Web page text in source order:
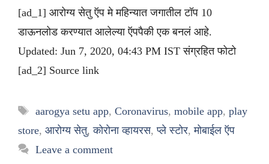
[ad_1] आरोग्य सेतु ऍप मे महिन्यात जगातील टॉप 10
डाऊनलोड करण्यात आलेल्या ऍपपैकी एक बनलं आहे.
Updated: Jun 7, 2020, 04:43 PM IST संग्रहित फोटो
[ad_2] Source link
Tags
aarogya setu app, Coronavirus, mobile app, play
store, आरोग्य सेतु,कोरोना व्हायरस,प्ले स्टोर,मोबाईल ऍप
Leave a comment